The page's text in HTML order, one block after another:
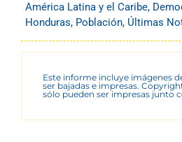
América Latina y el Caribe,
Honduras, Población, Últimas
Este informe incluye imágenes
ser bajadas e impresas.
sólo pueden ser impresas junto